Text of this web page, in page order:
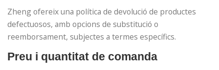
Zheng ofereix una política de devolució de productes
defectuosos, amb opcions de substitució o
reemborsament, subjectes a termes específics.
Preu i quantitat de comanda